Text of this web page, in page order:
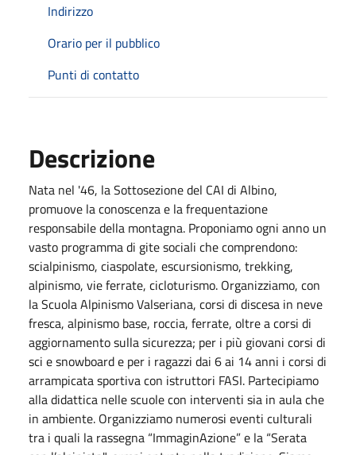
Indirizzo
Orario per il pubblico
Punti di contatto
Descrizione
Nata nel '46, la Sottosezione del CAI di Albino,
promuove la conoscenza e la frequentazione
responsabile della montagna. Proponiamo ogni anno un
vasto programma di gite sociali che comprendono:
scialpinismo, ciaspolate, escursionismo, trekking,
alpinismo, vie ferrate, cicloturismo. Organizziamo, con
la Scuola Alpinismo Valseriana, corsi di discesa in neve
fresca, alpinismo base, roccia, ferrate, oltre a corsi di
aggiornamento sulla sicurezza; per i più giovani corsi di
sci e snowboard e per i ragazzi dai 6 ai 14 anni i corsi di
arrampicata sportiva con istruttori FASI. Partecipiamo
alla didattica nelle scuole con interventi sia in aula che
in ambiente. Organizziamo numerosi eventi culturali
tra i quali la rassegna “ImmaginAzione” e la “Serata